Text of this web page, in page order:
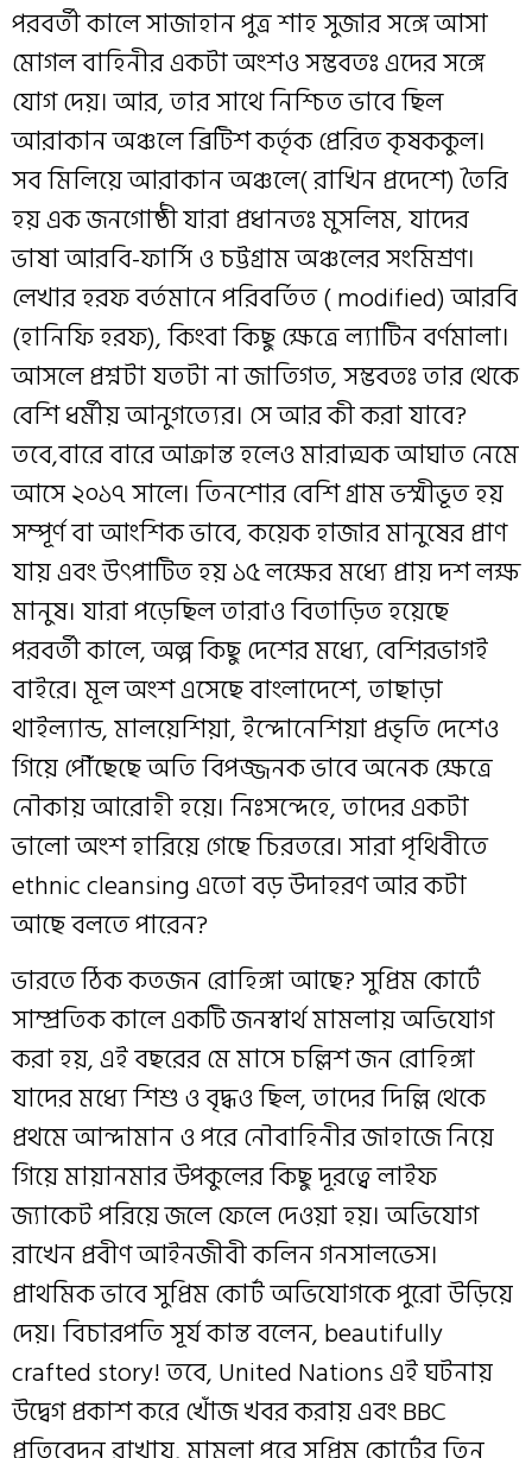
পরবর্তী কালে সাজাহান পুত্র শাহ সুজার সঙ্গে আসা
মোগল বাহিনীর একটা অংশও‌‌ সম্ভবতঃ এদের সঙ্গে
যোগ দেয়। আর, তার সাথে নিশ্চিত ভাবে ছিল
আরাকান অঞ্চলে ব্রিটিশ কর্তৃক প্রেরিত‌ কৃষককুল।
সব মিলিয়ে আরাকান অঞ্চলে( রাখিন প্রদেশে) তৈরি
হয়‌ এক জনগোষ্ঠী যারা প্রধানতঃ মুসলিম, যাদের
ভাষা আরবি-ফার্সি ও চট্টগ্রাম অঞ্চলের সংমিশ্রণ।
লেখার হরফ বর্তমানে পরিবর্তিত ( modified) আরবি
(হানিফি হরফ), কিংবা কিছু ক্ষেত্রে ল্যাটিন বর্ণমালা।
আসলে প্রশ্নটা যতটা না জাতিগত, সম্ভবতঃ তার থেকে
বেশি ধর্মীয় আনুগত্যের। সে আর কী করা যাবে?
তবে,বারে বারে আক্রান্ত হলেও মারাত্মক আঘাত নেমে
আসে ২০১৭ সালে। তিনশোর বেশি গ্রাম ভস্মীভূত হয়
সম্পূর্ণ বা আংশিক ভাবে, কয়েক হাজার মানুষের প্রাণ
যায় এবং উৎপাটিত হয় ১৫ লক্ষের মধ্যে প্রায় দশ লক্ষ
মানুষ। যারা পড়েছিল তারাও বিতাড়িত হয়েছে
পরবর্তী কালে, অল্প কিছু দেশের মধ্যে, বেশিরভাগই
বাইরে। মূল অংশ এসেছে বাংলাদেশে, তাছাড়া
থাইল্যান্ড, মালয়েশিয়া, ইন্দোনেশিয়া প্রভৃতি দেশেও
গিয়ে পৌঁছেছে অতি বিপজ্জনক ভাবে অনেক ক্ষেত্রে
নৌকায় আরোহী হয়ে। নিঃসন্দেহে, তাদের একটা
ভালো অংশ হারিয়ে গেছে চিরতরে। সারা পৃথিবীতে
ethnic cleansing এতো বড় উদাহরণ আর কটা
আছে বলতে পারেন?
ভারতে ঠিক কতজন রোহিঙ্গা আছে? সুপ্রিম কোর্টে
সাম্প্রতিক কালে একটি জনস্বার্থ মামলায় অভিযোগ
করা হয়, এই বছরের মে মাসে চল্লিশ জন রোহিঙ্গা
যাদের মধ্যে শিশু ও বৃদ্ধও ছিল, তাদের দিল্লি থেকে
প্রথমে আন্দামান ও পরে নৌবাহিনীর জাহাজে নিয়ে
গিয়ে মায়ানমার উপকুলের কিছু দূরত্বে লাইফ
জ্যাকেট পরিয়ে জলে ফেলে দেওয়া হয়। অভিযোগ
রাখেন প্রবীণ আইনজীবী কলিন গনসালভেস।
প্রাথমিক ভাবে সুপ্রিম কোর্ট অভিযোগকে পুরো উড়িয়ে
দেয়। বিচারপতি সূর্য কান্ত বলেন, beautifully
crafted story! তবে, United Nations এই ঘটনায়
উদ্বেগ প্রকাশ করে খোঁজ খবর করায় এবং BBC